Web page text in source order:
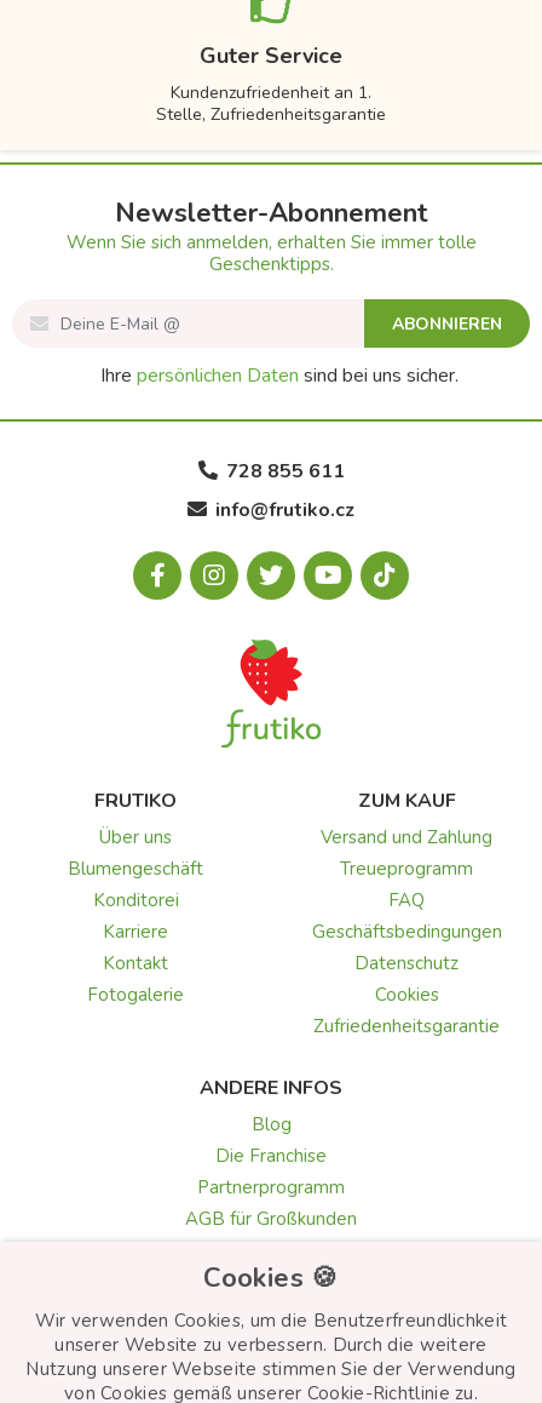
Guter Service
Kundenzufriedenheit an 1.
Stelle, Zufriedenheitsgarantie
Newsletter-Abonnement
Wenn Sie sich anmelden, erhalten Sie immer tolle
Geschenktipps.
ABONNIEREN
Ihre persönlichen Daten sind bei uns sicher.
728 855 611
info@frutiko.cz
FRUTIKO
Über uns
Blumengeschäft
Konditorei
Karriere
Kontakt
Fotogalerie
ZUM KAUF
Versand und Zahlung
Treueprogramm
FAQ
Geschäftsbedingungen
Datenschutz
Cookies
Zufriedenheitsgarantie
ANDERE INFOS
Blog
Die Franchise
Partnerprogramm
AGB für Großkunden
Texte für Grußkarten
Auswahl der Blumen
Cookies 🍪
Wir verwenden Cookies, um die Benutzerfreundlichkeit
unserer Website zu verbessern. Durch die weitere
Nutzung unserer Webseite stimmen Sie der Verwendung
von Cookies gemäß unserer Cookie-Richtlinie zu.